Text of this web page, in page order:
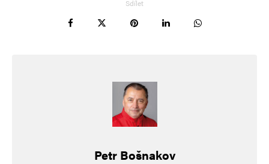
Sdílet
Petr Bošnakov